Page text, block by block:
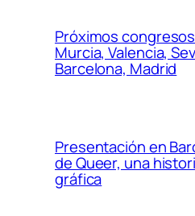
Próximos
Murcia, Valencia,
Barcelona, Madrid
Presentación en
de Queer, una
gráfica